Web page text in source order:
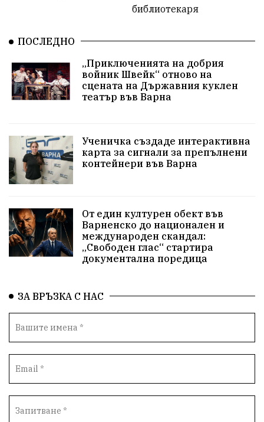
Концерт
едрогабаритни отпадъци
Културни и спортни събития Аспарухово
Безводие пожари Тенис Вълчи дол
Училища Лична инициатива Величие
Приют за кучета
Новини Зелена зона
Незаконно строителство
Опера
„Исторически парк“
библиотекаря
ПОСЛЕДНО
„Приключенията на добрия
войник Швейк“ отново на
сцената на Държавния куклен
театър във Варна
Ученичка създаде интерактивна
карта за сигнали за препълнени
контейнери във Варна
От един културен обект във
Варненско до национален и
международен скандал:
„Свободен глас“ стартира
документална поредица
ЗА ВРЪЗКА С НАС